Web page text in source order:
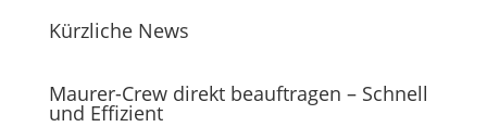
Kürzliche News
Maurer-Crew direkt beauftragen – Schnell
und Effizient